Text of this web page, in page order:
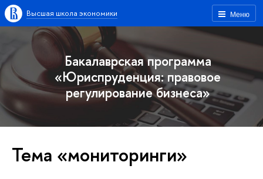
Меню
Высшая школа экономики
Бакалаврская программа
«Юриспруденция: правовое
регулирование бизнеса»
Тема «мониторинги»